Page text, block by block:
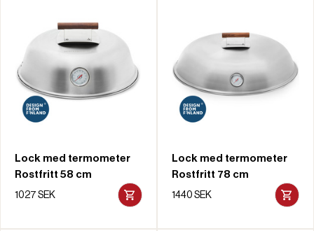
Lock med termometer
Rostfritt 58 cm
1027 SEK
Lock med termometer
Rostfritt 78 cm
1440 SEK